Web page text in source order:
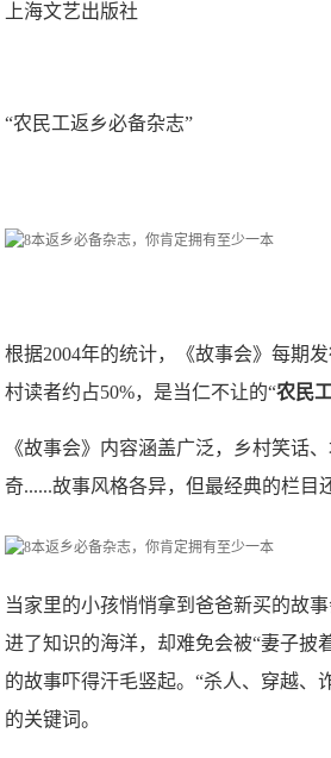
上海文艺出版社
“农民工返乡必备杂志”
根据2004年的统计，《故事会》每期
村读者约占50%，是当仁不让的“农民
《故事会》内容涵盖广泛，乡村笑话
奇......故事风格各异，但最经典的栏目
当家里的小孩悄悄拿到爸爸新买的故
进了知识的海洋，却难免会被“妻子披
的故事吓得汗毛竖起。“杀人、穿越、
的关键词。